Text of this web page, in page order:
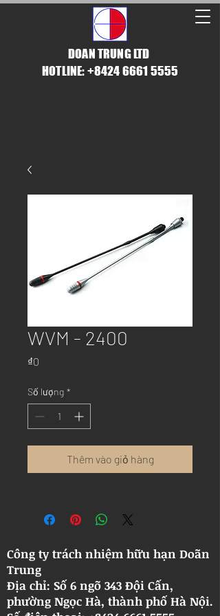
DOAN TRUNG LTD
HOTLINE: +8424 6661 5555
WVM - 2400
₫0
Số lượng *
Thêm vào giỏ hàng
Công ty trách nhiệm hữu hạn Doãn
Trung
Địa chỉ: Số 6 ngõ 343 Đội Cấn,
phường Ngọc Hà, thành phố Hà Nội.